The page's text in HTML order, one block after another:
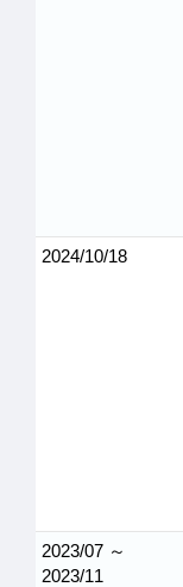
2024/10/18
2023/07 ～
2023/11